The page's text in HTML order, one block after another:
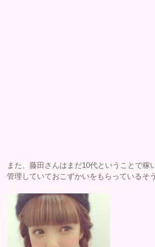
また、藤田さんはまだ10代ということで稼
管理していておこずかいをもらっているそ